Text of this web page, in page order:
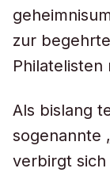
zur
Philatelisten
Als bislang
sogenannte
verbirgt sich